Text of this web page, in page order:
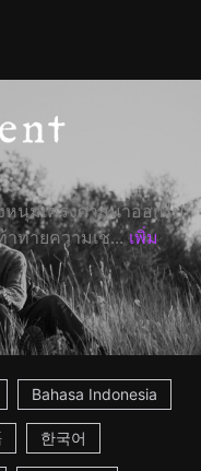
นุ่มเคร่งศาสนาออกไป
ทายความเช... เพิ่ม
Bahasa Indonesia
한국어